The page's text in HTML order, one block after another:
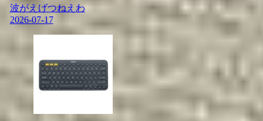
波がえげつねえわ
2026-07-17